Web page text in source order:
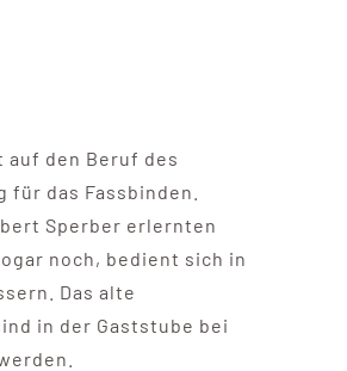
auf den Beruf des
für das Fassbinden.
Sperber erlernten
noch, bedient sich in
Das alte
in der Gaststube bei